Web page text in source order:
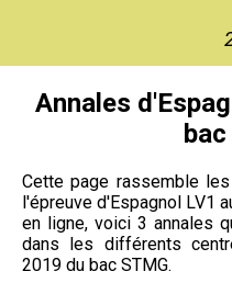
Annales
Cette page rassemble
l'épreuve d'Espagnol LV1
en ligne, voici 3 annales
dans les différents
2019 du bac STMG.